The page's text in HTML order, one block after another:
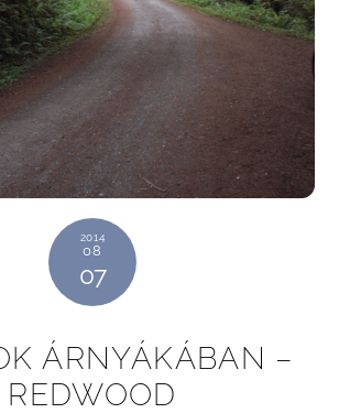
2014
08
07
ÁRNYÁKÁBAN –
REDWOOD